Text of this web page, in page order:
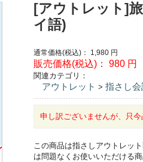
[アウトレット]
イ語)
通常価格(税込)： 1,980 円
販売価格(税込)： 980 円
関連カテゴリ：
アウトレット > 指さし会
申し訳ございませんが、只今
この商品は指さしアウトレッ
は問題なくお使いいただける商